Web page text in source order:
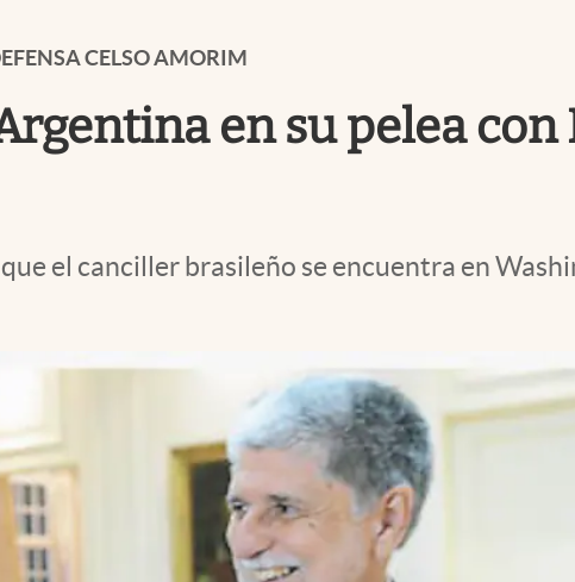
CELSO AMORIM
en su pelea con
el canciller brasileño se encuentra en